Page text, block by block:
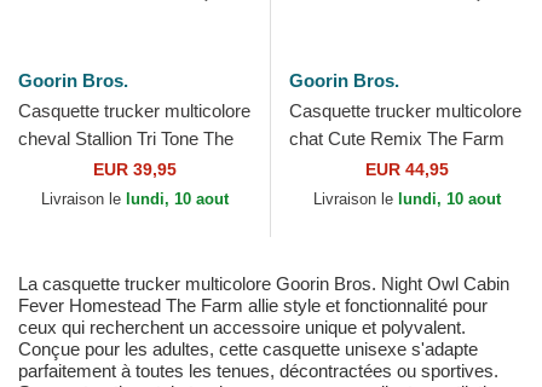
Goorin Bros.
Casquette trucker multicolore
cheval Stallion Tri Tone The
Farm Goorin Bros.
EUR 39,95
Livraison le lundi, 10 aout
Goorin Bros.
Casquette trucker multicolore
chat Cute Remix The Farm
Goorin Bros.EUR 44,95
Livraison le lundi, 10 aout
La casquette trucker multicolore Goorin Bros. Night Owl Cabin
Fever Homestead The Farm allie style et fonctionnalité pour
ceux qui recherchent un accessoire unique et polyvalent.
Conçue pour les adultes, cette casquette unisexe s'adapte
parfaitement à toutes les tenues, décontractées ou sportives.